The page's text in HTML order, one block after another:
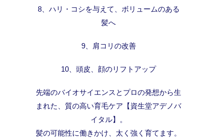
8、ハリ・コシを与えて、ボリュームのある
髪へ
9、肩コリの改善
10、頭皮、顔のリフトアップ
先端のバイオサイエンスとプロの発想から生
まれた、質の高い育毛ケア【資生堂アデノバ
イタル】。
髪の可能性に働きかけ、太く強く育てます。